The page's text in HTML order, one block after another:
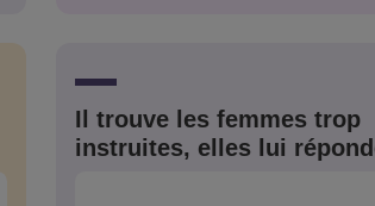
Il trouve les femmes trop
instruites, elles lui